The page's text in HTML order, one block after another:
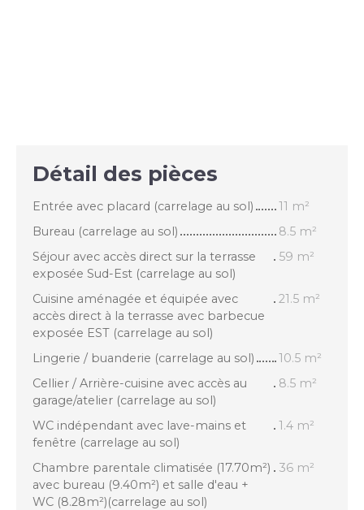
Détail des pièces
Entrée avec placard (carrelage au sol)
11 m²
Bureau (carrelage au sol)
8.5 m²
Séjour avec accès direct sur la terrasse
exposée Sud-Est (carrelage au sol)
59 m²
Cuisine aménagée et équipée avec
accès direct à la terrasse avec barbecue
exposée EST (carrelage au sol)
21.5 m²
Lingerie / buanderie (carrelage au sol)
10.5 m²
Cellier / Arrière-cuisine avec accès au
garage/atelier (carrelage au sol)
8.5 m²
WC indépendant avec lave-mains et
fenêtre (carrelage au sol)
1.4 m²
Chambre parentale climatisée (17.70m²)
avec bureau (9.40m²) et salle d'eau +
WC (8.28m²)(carrelage au sol)
36 m²